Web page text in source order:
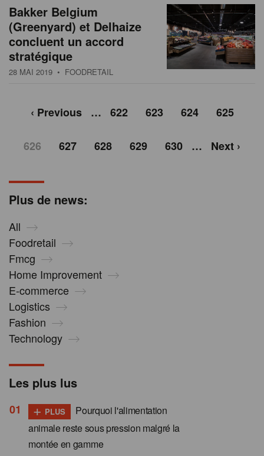
Plus de news:
All
Foodretail
Fmcg
Home Improvement
E-commerce
Logistics
Fashion
Technology
Bakker Belgium
(Greenyard) et Delhaize
concluent un accord
stratégique
28 MAI 2019 • FOODRETAIL
‹ Previous … 622 623 624 625
626 627 628 629 630 … Next ›
Les plus lus
+ PLUS
Pourquoi l'alimentation
animale reste sous pression malgré la
montée en gamme